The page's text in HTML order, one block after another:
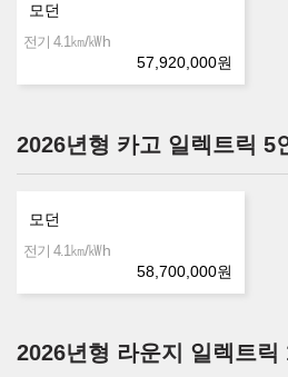
모던
전기 4.1㎞/㎾h
57,920,000원
2026년형 카고 일렉트릭 5
모던
전기 4.1㎞/㎾h
58,700,000원
2026년형 라운지 일렉트릭